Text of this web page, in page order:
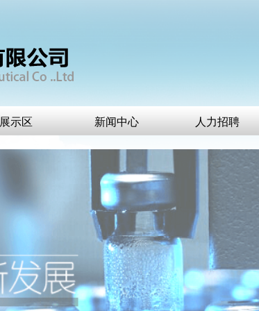
展示区 新闻中心 人力招聘